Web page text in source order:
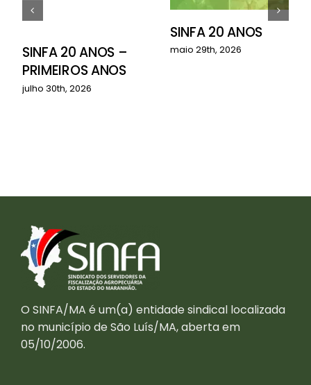
SINFA 20 ANOS –
PRIMEIROS ANOS
julho 30th, 2026
SINFA 20 ANOS
maio 29th, 2026
O SINFA/MA é um(a) entidade sindical localizada
no município de São Luís/MA, aberta em
05/10/2006.